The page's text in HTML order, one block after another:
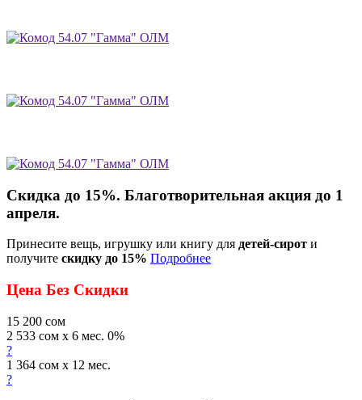
Скидка до 15%. Благотворительная акция до 1
апреля.
Принесите вещь, игрушку или книгу для детей-сирот и
получите скидку до 15% Подробнее
Цена Без Скидки
15 200 сом
2 533 сом x 6 мес. 0%
?
1 364 сом x 12 мес.
?